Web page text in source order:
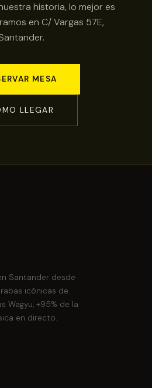
historia, lo mejor es
en C/ Vargas 57E,
MESA
LLEGAR
Santander desde
icónicas de
Wagyu, +95% de la
en directo.